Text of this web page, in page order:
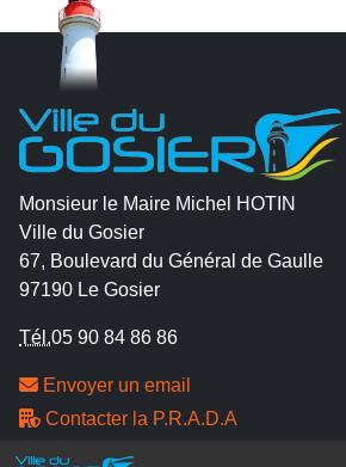
Monsieur le Maire Michel HOTIN
Ville du Gosier
67, Boulevard du Général de Gaulle
97190 Le Gosier
Tél.05 90 84 86 86
Envoyer un email
Contacter la P.R.A.D.A
Contactez le délégué à la